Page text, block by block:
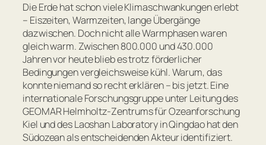
Die Erde hat schon viele Klimaschwankungen erlebt
– Eiszeiten, Warmzeiten, lange Übergänge
dazwischen. Doch nicht alle Warmphasen waren
gleich warm. Zwischen 800.000 und 430.000
Jahren vor heute blieb es trotz förderlicher
Bedingungen vergleichsweise kühl. Warum, das
konnte niemand so recht erklären – bis jetzt. Eine
internationale Forschungsgruppe unter Leitung des
GEOMAR Helmholtz-Zentrums für Ozeanforschung
Kiel und des Laoshan Laboratory in Qingdao hat den
Südozean als entscheidenden Akteur identifiziert.